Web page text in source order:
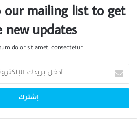
our mailing list to get
new updates!
dolor sit amet, consectetur.
بريدك
الإلكتروني